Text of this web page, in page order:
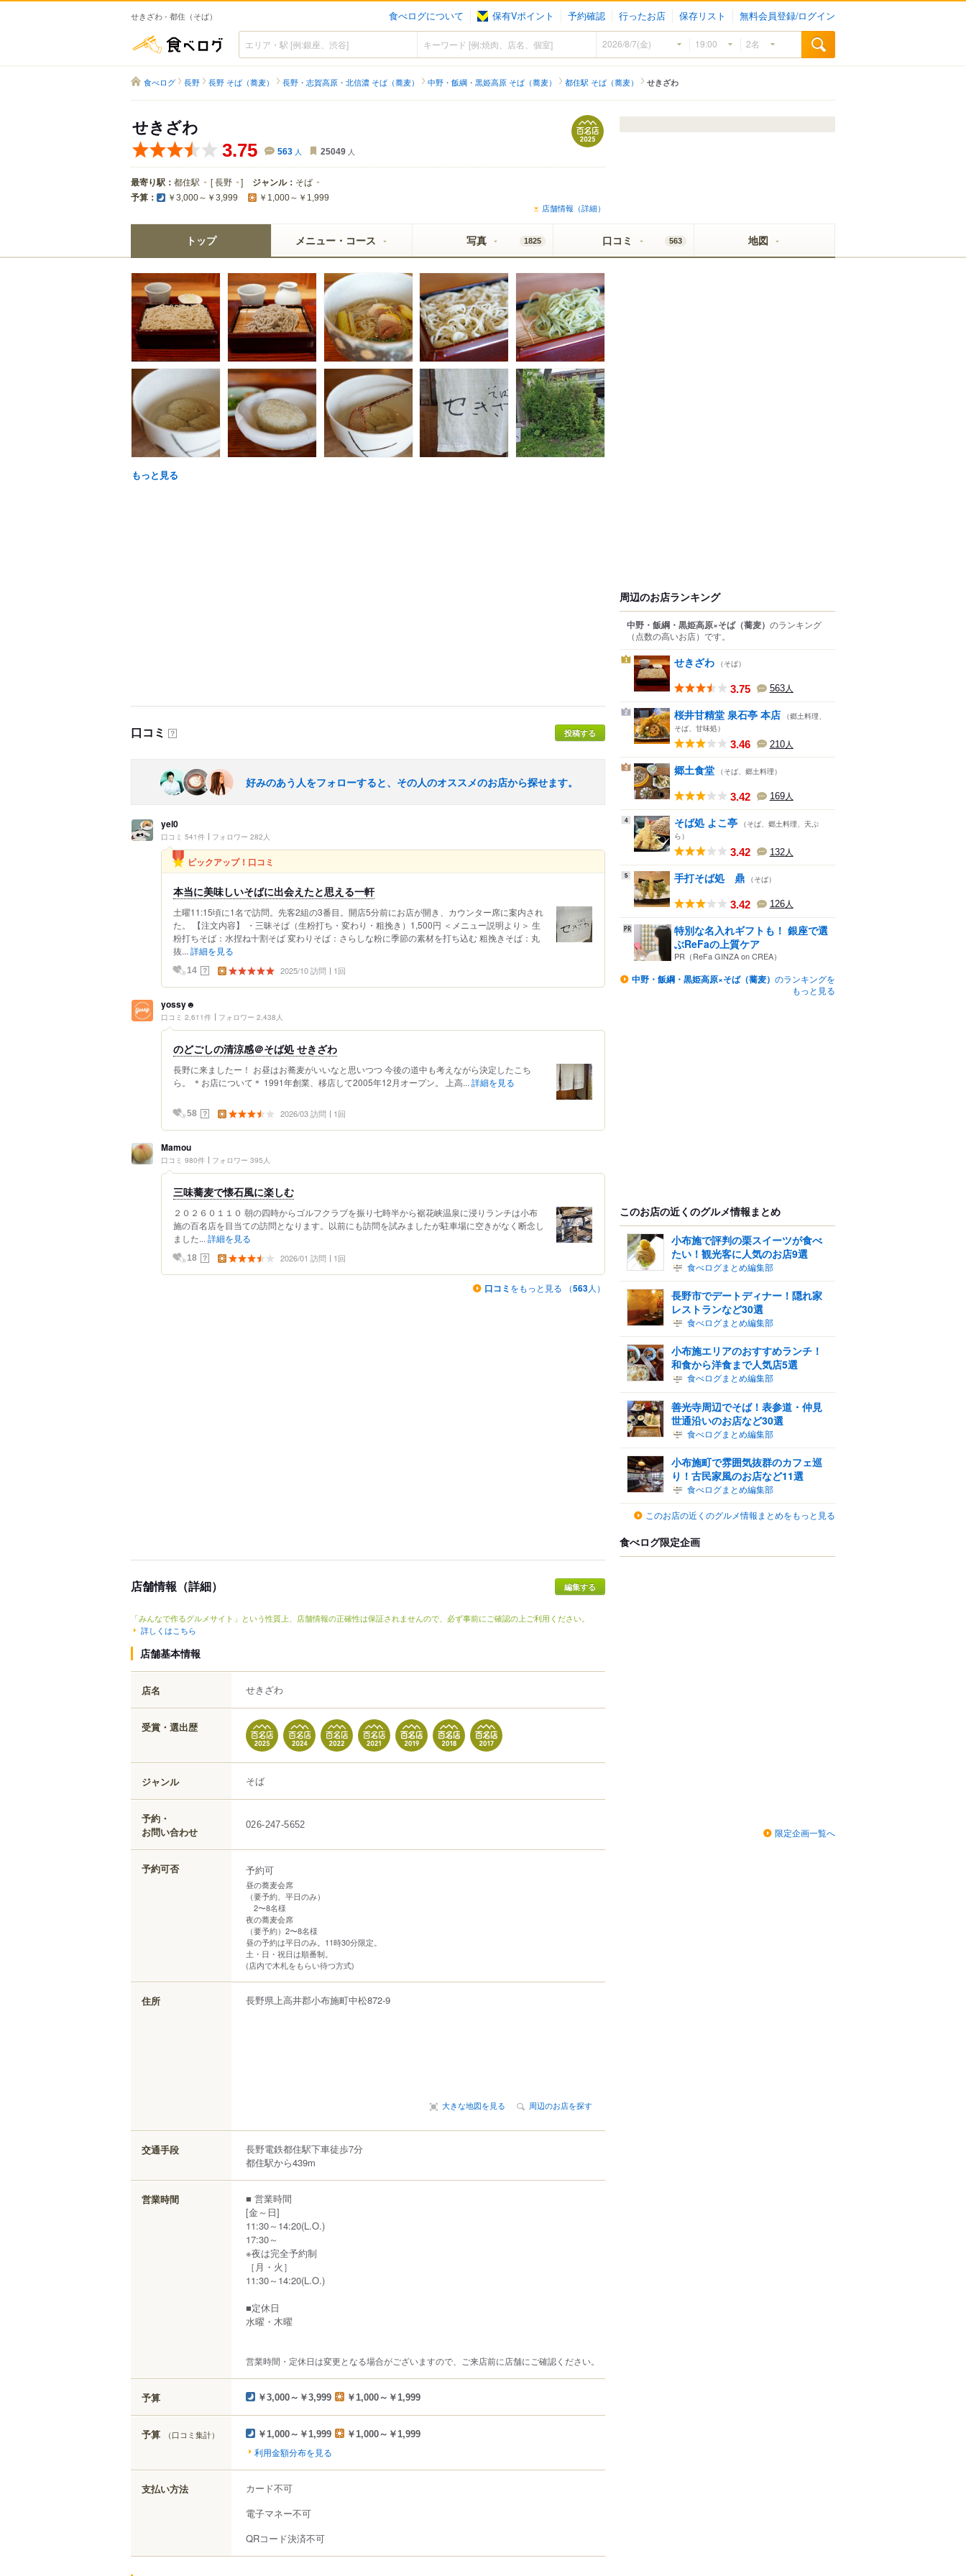
せきざわ - 都住（そば） 食べログについて 保有Vポイント 予約確認 行ったお店 保存リスト 無料会員登録/ログイン
食べログ
食べログ 長野 長野 そば（蕎麦） 長野・志賀高原・北信濃 そば（蕎麦） 中野・飯綱・黒姫高原 そば（蕎麦） 都住駅 そば（蕎麦） せきざわ
せきざわ
3.75 563 人 25049 人
最寄り駅： 都住駅 [長野 ] ジャンル： そば
予算： ￥3,000～￥3,999 ￥1,000～￥1,999
店舗情報（詳細）
トップ メニュー・コース 写真 1825 口コミ 563 地図
もっと見る
口コミ ？ 投稿する
好みのあう人をフォローすると、その人のオススメのお店から探せます。
yel0
口コミ 541件 フォロワー 282人
ピックアップ！口コミ
本当に美味しいそばに出会えたと思える一軒
土曜11:15頃に1名で訪問。先客2組の3番目。開店5分前にお店が開き、カウンター席に案内され
た。 【注文内容】 ・三昧そば（生粉打ち・変わり・粗挽き）1,500円 ＜メニュー説明より＞ 生
粉打ちそば：水捏ね十割そば 変わりそば：さらしな粉に季節の素材を打ち込む 粗挽きそば：丸
抜... 詳細を見る
14 ？ 2025/10 訪問 1回
yossy☻
口コミ 2,611件 フォロワー 2,438人
のどごしの清涼感＠そば処 せきざわ
長野に来ましたー！ お昼はお蕎麦がいいなと思いつつ 今後の道中も考えながら決定したこち
ら。 ＊お店について＊ 1991年創業、移店して2005年12月オープン。 上高... 詳細を見る
58 ？ 2026/03 訪問 1回
Mamou
口コミ 980件 フォロワー 395人
三味蕎麦で懐石風に楽しむ
２０２６０１１０ 朝の四時からゴルフクラブを振り七時半から裾花峡温泉に浸りランチは小布
施の百名店を目当ての訪問となります。以前にも訪問を試みましたが駐車場に空きがなく断念し
ました... 詳細を見る
18 ？ 2026/01 訪問 1回
口コミ をもっと見る （563人）
店舗情報（詳細）
「みんなで作るグルメサイト」という性質上、店舗情報の正確性は保証されませんので、必ず事前にご確認の上ご利用ください。
詳しくはこちら
店舗基本情報
店名 せきざわ
受賞・選出歴
ジャンル そば
予約・
お問い合わせ
026-247-5652
予約可否 予約可
昼の蕎麦会席
（要予約、平日のみ）
2〜8名様
夜の蕎麦会席
（要予約）2〜8名様
昼の予約は平日のみ。11時30分限定。
土・日・祝日は順番制。
(店内で木札をもらい待つ方式)
住所 長野県 上高井郡小布施町中松872-9
大きな地図を見る 周辺のお店を探す
交通手段
長野電鉄都住駅下車徒歩7分
都住駅から439m
営業時間
■ 営業時間
[金～日]
11:30～14:20(L.O.)
17:30～
※夜は完全予約制
［月・火］
11:30～14:20(L.O.)
■定休日
水曜・木曜
営業時間・定休日は変更となる場合がございますので、ご来店前に店舗にご確認ください。
予算 ￥3,000～￥3,999 ￥1,000～￥1,999
予算 （口コミ集計） ￥1,000～￥1,999 ￥1,000～￥1,999
利用金額分布を見る
支払い方法
カード不可
電子マネー不可
QRコード決済不可
周辺のお店ランキング
中野・飯綱・黒姫高原×そば（蕎麦） のランキング
（点数の高いお店） です。
1 せきざわ （そば）
3.75 563人
2 桜井甘精堂 泉石亭 本店 （郷土料理、
そば、甘味処）
3.46 210人
3 郷土食堂 （そば、郷土料理）
3.42 169人
4 そば処 よこ亭 （そば、郷土料理、天ぷ
ら）
3.42 132人
5 手打そば処 鼎 （そば）
3.42 126人
特別な名入れギフトも！ 銀座で選
ぶReFaの上質ケア
PR（ReFa GINZA on CREA）
中野・飯綱・黒姫高原×そば（蕎麦） のランキングを
もっと見る
このお店の近くのグルメ情報まとめ
小布施で評判の栗スイーツが食べ
たい！観光客に人気のお店9選
食べログまとめ編集部
長野市でデートディナー！隠れ家
レストランなど30選
食べログまとめ編集部
小布施エリアのおすすめランチ！
和食から洋食まで人気店5選
食べログまとめ編集部
善光寺周辺でそば！表参道・仲見
世通沿いのお店など30選
食べログまとめ編集部
小布施町で雰囲気抜群のカフェ巡
り！古民家風のお店など11選
食べログまとめ編集部
このお店の近くのグルメ情報まとめをもっと見る
食べログ限定企画
限定企画一覧へ